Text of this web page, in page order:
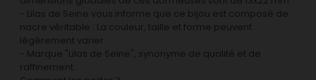
- Lilas de Seine vous informe que ce bijou est composé de
nacre véritable : La couleur, taille et forme peuvent
légèrement varier.
- Marque "Lilas de Seine", synonyme de qualité et de
raffinement.